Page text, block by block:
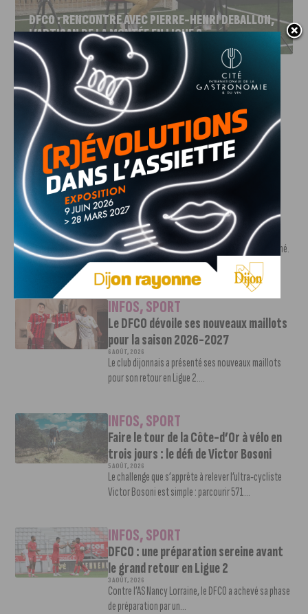
DFCO : RENCONTRE AVEC PIERRE-HENRI DEBALLON,
L’ARTISAN DE LA MONTÉE EN LIGUE 2
INFOS,SPORT
DFCO : Rencontre avec Pierre-Henri
Deballon, l’artisan de la montée en
Ligue 2
7 AOÛT, 2026
Le DFCO est de retour en Ligue 2 après trois ans
d’absence. La saison...
INFOS ,SPORT
Nouvelle arrivée à la JDA Basket,
Shevon Thompson est dijonnais
7 AOÛT, 2026
Le mercato estival de la JDA n’est pas encore terminé.
Une nouvelle recrue vient...
INFOS,SPORT
Le DFCO dévoile ses nouveaux maillots
pour la saison 2026-2027
6 AOÛT, 2026
Le club dijonnais a présenté ses nouveaux maillots
pour son retour en Ligue 2....
INFOS,SPORT
Faire le tour de la Côte-d’Or à vélo en
trois jours : le défi de Victor Bosoni
5 AOÛT, 2026
Le challenge que s’apprête à relever l’ultra-cycliste
Victor Bosoni est simple : parcourir 571...
INFOS,SPORT
DFCO : une préparation sereine avant
le grand retour en Ligue 2
3 AOÛT, 2026
Contre l’AS Nancy Lorraine, le DFCO a achevé sa phase
de préparation par un...